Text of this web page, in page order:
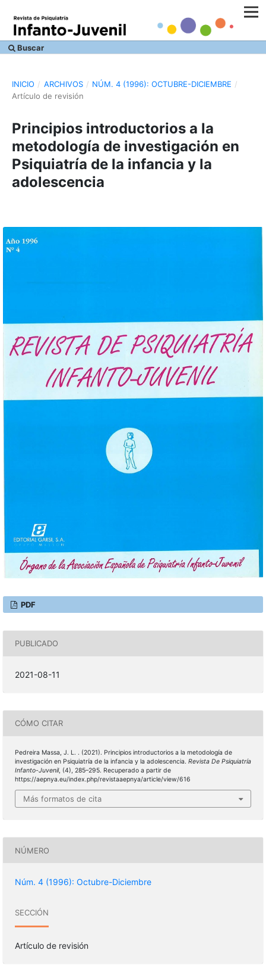
Buscar
INICIO / ARCHIVOS / NÚM. 4 (1996): OCTUBRE-DICIEMBRE /
Artículo de revisión
Principios introductorios a la
metodología de investigación en
Psiquiatría de la infancia y la
adolescencia
PDF
PUBLICADO
2021-08-11
CÓMO CITAR
Pedreira Massa, J. L. . (2021). Principios introductorios a la metodología de
investigación en Psiquiatría de la infancia y la adolescencia. Revista De Psiquiatría
Infanto-Juvenil, (4), 285–295. Recuperado a partir de
https://aepnya.eu/index.php/revistaaepnya/article/view/616
Más formatos de cita
NÚMERO
Núm. 4 (1996): Octubre-Diciembre
SECCIÓN
Artículo de revisión